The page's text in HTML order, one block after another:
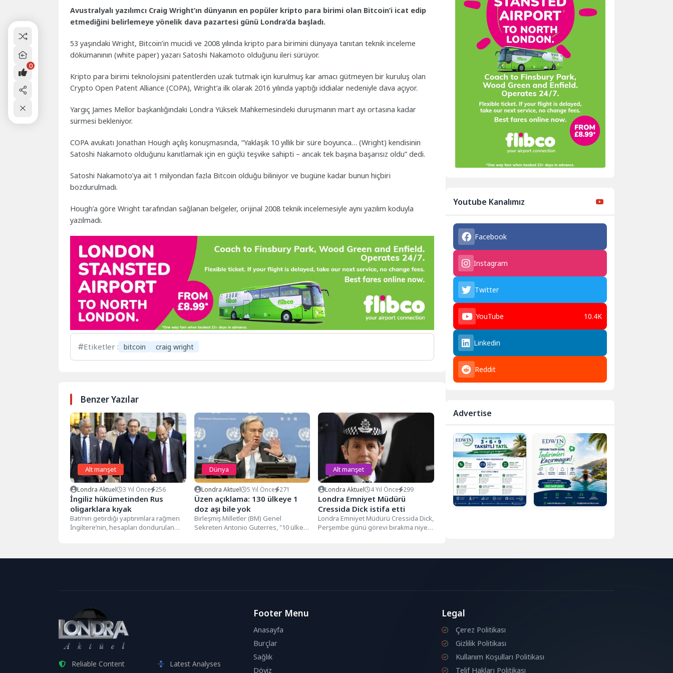
Avustralyalı yazılımcı Craig Wright’ın dünyanın en popüler kripto para birimi olan Bitcoin’i icat edip
etmediğini belirlemeye yönelik dava pazartesi günü Londra’da başladı.
53 yaşındaki Wright, Bitcoin’in mucidi ve 2008 yılında kripto para birimini dünyaya tanıtan teknik inceleme
dökümanının (white paper) yazarı Satoshi Nakamoto olduğunu ileri sürüyor.
Kripto para birimi teknolojisini patentlerden uzak tutmak için kurulmuş kar amacı gütmeyen bir kuruluş olan
Crypto Open Patent Alliance (COPA), Wright’a ilk olarak 2016 yılında yaptığı iddialar nedeniyle dava açıyor.
Yargıç James Mellor başkanlığındaki Londra Yüksek Mahkemesindeki duruşmanın mart ayı ortasına kadar
sürmesi bekleniyor.
COPA avukatı Jonathan Hough açılış konuşmasında, “Yaklaşık 10 yıllık bir süre boyunca… (Wright) kendisinin
Satoshi Nakamoto olduğunu kanıtlamak için en güçlü teşvike sahipti – ancak tek başına başarısız oldu” dedi.
Satoshi Nakamoto’ya ait 1 milyondan fazla Bitcoin olduğu biliniyor ve bugüne kadar bunun hiçbiri
bozdurulmadı.
Hough’a göre Wright tarafından sağlanan belgeler, orijinal 2008 teknik incelemesiyle aynı yazılım koduyla
yazılmadı.
Etiketler : bitcoin craig wright
Benzer Yazılar
Alt manşet
Londra Aktuel 3 Yıl Önce 256
İngiliz hükümetinden Rus
oligarklara kıyak
Batı’nın getirdiği yaptırımlara rağmen
İngiltere’nin, hesapları dondurulan
Dünya
Londra Aktuel 5 Yıl Önce 271
Üzen açıklama: 130 ülkeye 1
doz aşı bile yok
Birleşmiş Milletler (BM) Genel
Sekreteri Antonio Guterres, "10 ülke
Alt manşet
Londra Aktuel 4 Yıl Önce 299
Londra Emniyet Müdürü
Cressida Dick istifa etti
Londra Emniyet Müdürü Cressida Dick,
Perşembe günü görevi bırakma niyeti
Youtube Kanalımız
Facebook
Instagram
Twitter
YouTube 10.4K
Linkedin
Reddit
Advertise
Reliable Content Latest Analyses
Footer Menu
Anasayfa
Burçlar
Sağlık
Döviz
Legal
Çerez Politikası
Gizlilik Politikası
Kullanım Koşulları Politikası
Telif Hakları Politikası
0